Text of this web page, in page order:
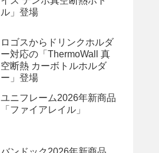
ル」登場
ロゴスからドリンクホルダ
ー対応の「ThermoWall 真
空断熱 カーボトルホルダ
ー」登場
ユニフレーム2026年新商品
「ファイアレイル」